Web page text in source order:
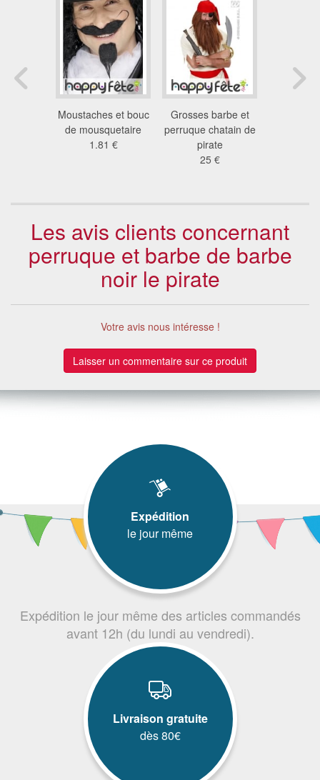
Moustaches et bouc
de mousquetaire
1.81 €
Grosses barbe et
perruque chatain de
pirate
25 €
Les avis clients concernant
perruque et barbe de barbe
noir le pirate
Votre avis nous intéresse !
Laisser un commentaire sur ce produit
Expédition
le jour même
Expédition le jour même des articles commandés
avant 12h (du lundi au vendredi).
Livraison gratuite
dès 80€